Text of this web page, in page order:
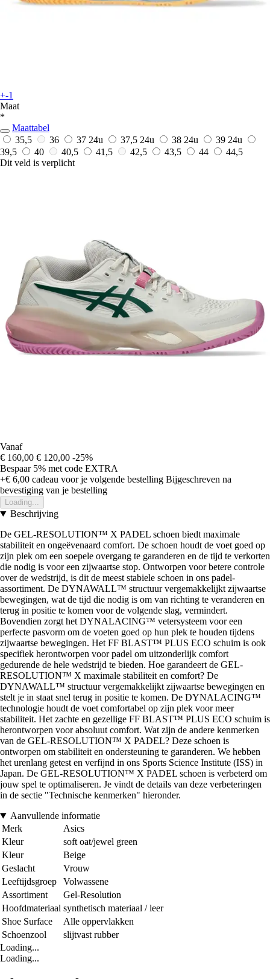
+-1
Maat
*
Maattabel
35,5
36 37 24u 37,5 24u 38 24u 39 24u
39,5
40 40,5 41,5 42,5 43,5 44
44,5
Dit veld is verplicht
Vanaf
€ 160,00 € 120,00 -25%
Bespaar 5% met code EXTRA
+€ 6,00 cadeau voor je volgende bestelling Bijgeschreven na
bevestiging van je bestelling
Loading...
Beschrijving
De GEL-RESOLUTION™ X PADEL schoen biedt maximale
stabiliteit en ongeëvenaard comfort. De schoen houdt de voet goed op
zijn plek om een soepele overgang te garanderen en de tijd te verkorten
die nodig is voor een zijwaartse stop. Ontworpen voor betere controle
over de wedstrijd, is dit de meest stabiele schoen in ons padel-
assortiment. De DYNAWALL™ structuur vergemakkelijkt zijwaartse
bewegingen, wat de tijd die nodig is om van richting te veranderen en
terug in positie te komen voor de volgende slag, vermindert.
Bovendien zorgt het DYNALACING™ vetersysteem voor een
perfecte pasvorm om de voeten goed op hun plek te houden tijdens
zijwaartse bewegingen. Het FF BLAST™ PLUS ECO schuim is ook
specifiek herontworpen voor padel om uitzonderlijk comfort
gedurende de hele wedstrijd te bieden. Hoe garandeert de GEL-
RESOLUTION™ X maximale stabiliteit en comfort? De
DYNAWALL™ structuur vergemakkelijkt zijwaartse bewegingen en
stelt je in staat snel terug in positie te komen. De DYNALACING™
technologie houdt de voet comfortabel op zijn plek voor meer
stabiliteit. Het zachte en gezellige FF BLAST™ PLUS ECO schuim is
herontworpen voor absoluut comfort. Wat zijn de andere kenmerken
van de GEL-RESOLUTION™ X PADEL? Deze schoen is
ontworpen om stabiliteit en ondersteuning te garanderen. We hebben
het urenlang getest en verfijnd in ons Sports Science Institute (ISS) in
Japan. De GEL-RESOLUTION™ X PADEL schoen is verbeterd om
jouw spel te optimaliseren. Je vindt de details van deze verbeteringen
in de sectie "Technische kenmerken" hieronder.
Aanvullende informatie
Merk
Asics
Kleur
soft oat/jewel green
Kleur
Beige
Geslacht
Vrouw
Leeftijdsgroep
Volwassene
Assortiment
Gel-Resolution
Hoofdmateriaal synthetisch materiaal / leer
Shoe Surface
Alle oppervlakken
Schoenzool
slijtvast rubber
Loading...
Loading...